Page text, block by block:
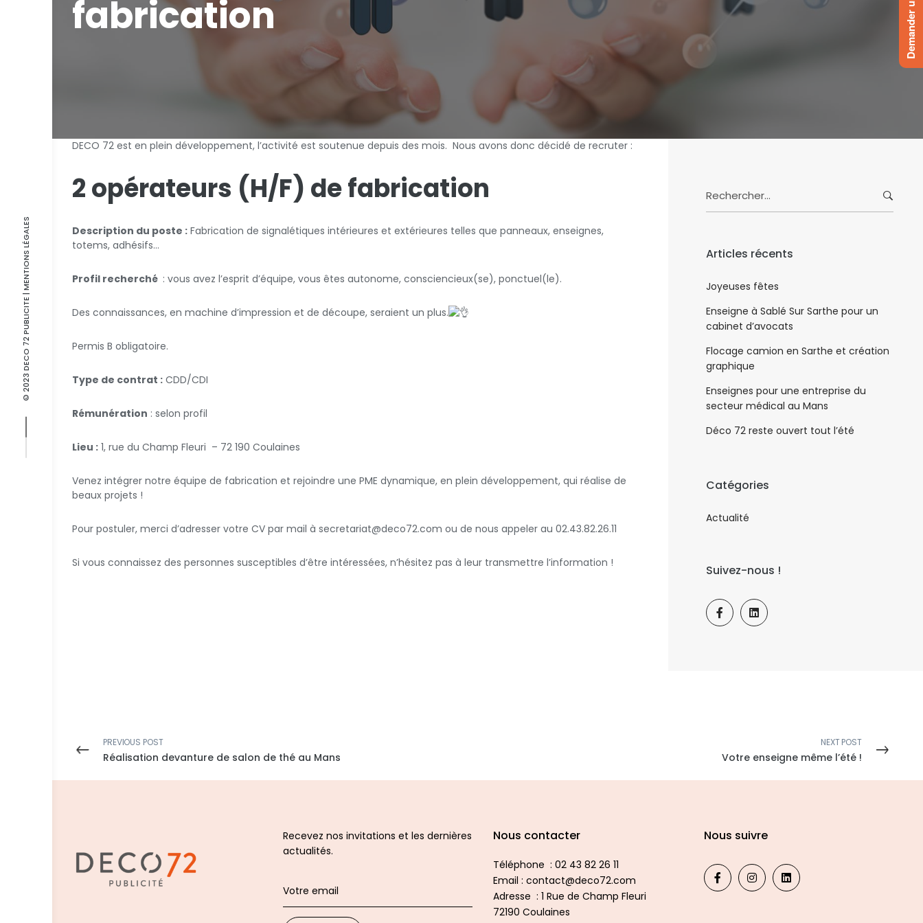
© 2023 DECO 72 PUBLICITE
| MENTIONS LÉGALES
fabrication
DECO 72 est en plein développement, l’activité est soutenue depuis des mois. Nous avons donc décidé de recruter :
2 opérateurs (H/F) de fabrication
Description du poste : Fabrication de signalétiques intérieures et extérieures telles que panneaux, enseignes,
totems, adhésifs…
Profil recherché : vous avez l’esprit d’équipe, vous êtes autonome, consciencieux(se), ponctuel(le).
Des connaissances, en machine d’impression et de découpe, seraient un plus.
Permis B obligatoire.
Type de contrat : CDD/CDI
Rémunération : selon profil
Lieu : 1, rue du Champ Fleuri – 72 190 Coulaines
Venez intégrer notre équipe de fabrication et rejoindre une PME dynamique, en plein développement, qui réalise de
beaux projets !
Pour postuler, merci d’adresser votre CV par mail à secretariat@deco72.com ou de nous appeler au 02.43.82.26.11
Si vous connaissez des personnes susceptibles d’être intéressées, n’hésitez pas à leur transmettre l’information !
for:
Articles récents
Joyeuses fêtes
Enseigne à Sablé Sur Sarthe pour un
cabinet d’avocats
Flocage camion en Sarthe et création
graphique
Enseignes pour une entreprise du
secteur médical au Mans
Déco 72 reste ouvert tout l’été
Catégories
Actualité
Suivez-nous !
PREVIOUS POST
Réalisation devanture de salon de thé au Mans
NEXT POST
Votre enseigne même l’été !
Recevez nos invitations et les dernières
actualités.
Nous contacter
Téléphone : 02 43 82 26 11
Email : contact@deco72.com
Adresse : 1 Rue de Champ Fleuri
72190 Coulaines
Nous suivre